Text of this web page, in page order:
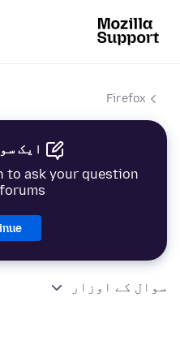
Firefox
ایک
to ask your question
سوال کے اوزار